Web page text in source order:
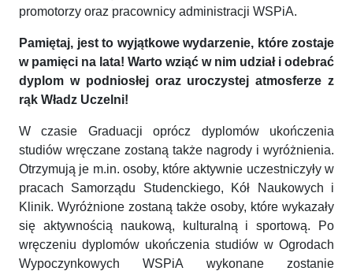
promotorzy oraz pracownicy administracji WSPiA.
Pamiętaj, jest to wyjątkowe wydarzenie, które zostaje
w pamięci na lata! Warto wziąć w nim udział i odebrać
dyplom w podniosłej oraz uroczystej atmosferze z
rąk Władz Uczelni!
W czasie Graduacji oprócz dyplomów ukończenia
studiów wręczane zostaną także nagrody i wyróżnienia.
Otrzymują je m.in. osoby, które aktywnie uczestniczyły w
pracach Samorządu Studenckiego, Kół Naukowych i
Klinik. Wyróżnione zostaną także osoby, które wykazały
się aktywnością naukową, kulturalną i sportową. Po
wręczeniu dyplomów ukończenia studiów w Ogrodach
Wypoczynkowych WSPiA wykonane zostanie